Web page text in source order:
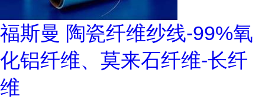
福斯曼 陶瓷纤维纱线-99%氧
化铝纤维、莫来石纤维-长纤
维